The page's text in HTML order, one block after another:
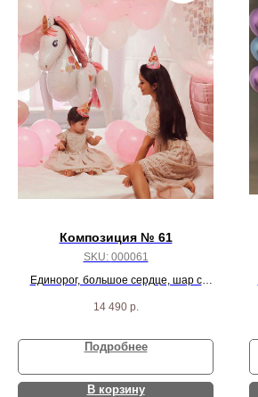
Композиция № 61
SKU: 000061
Единорог, большое сердце, шар с
розовых сердца
14 490 р.
Подробнее
В корзину